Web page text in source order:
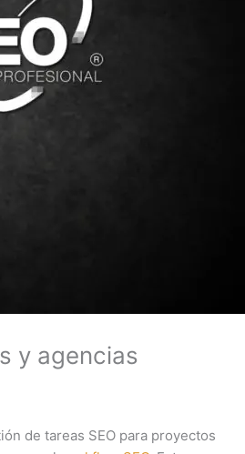
y agencias
de tareas SEO para proyectos